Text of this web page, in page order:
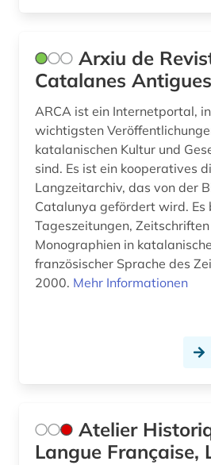
inhalt (1)
inka (1)
internetportal (1)
irland / literatur / irisch (1)
italia (1)
italianistik (57)
italien (21)
italienische literatur (1)
japanisch (3)
Arxiu de
Catalanes Antigues
ARCA ist ein Internetportal,
wichtigsten Veröffentlichungen
katalanischen Kultur und
sind. Es ist ein kooperatives
Langzeitarchiv, das von der
Catalunya gefördert wird. Es
Tageszeitungen,
Monographien in
französischer Sprache des
2000. Mehr Informationen
Atelier
Langue Française,